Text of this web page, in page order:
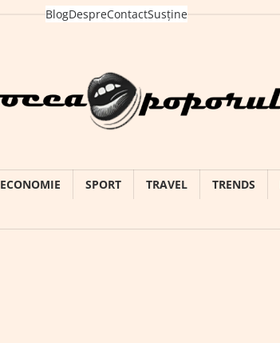
BlogDespreContactSusține
ECONOMIE SPORT TRAVEL TRENDS